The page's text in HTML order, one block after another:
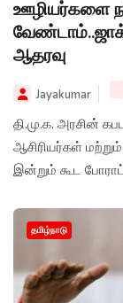
ஊழியர்களை
ஆதரவு
Jayakumar
தி.மு.க. அரசின்
ஆசிரியர்கள்
இன்றும் கூட
தமிழ்நாடு